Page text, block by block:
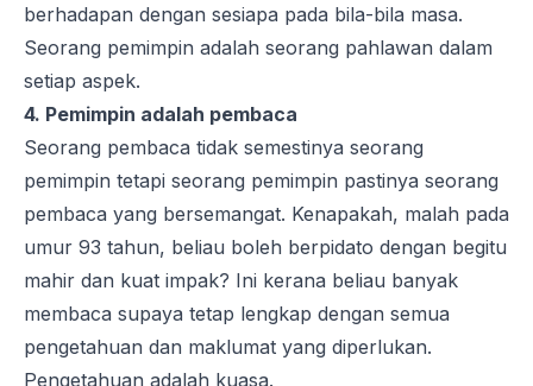
berhadapan dengan sesiapa pada bila-bila masa.
Seorang pemimpin adalah seorang pahlawan dalam
setiap aspek.
4. Pemimpin adalah pembaca
Seorang pembaca tidak semestinya seorang
pemimpin tetapi seorang pemimpin pastinya seorang
pembaca yang bersemangat. Kenapakah, malah pada
umur 93 tahun, beliau boleh berpidato dengan begitu
mahir dan kuat impak? Ini kerana beliau banyak
membaca supaya tetap lengkap dengan semua
pengetahuan dan maklumat yang diperlukan.
Pengetahuan adalah kuasa.